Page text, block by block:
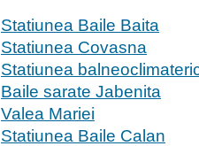
Statiunea Baile Baita
Statiunea Covasna
Statiunea
Baile sarate Jabenita
Valea Mariei
Statiunea Baile Calan